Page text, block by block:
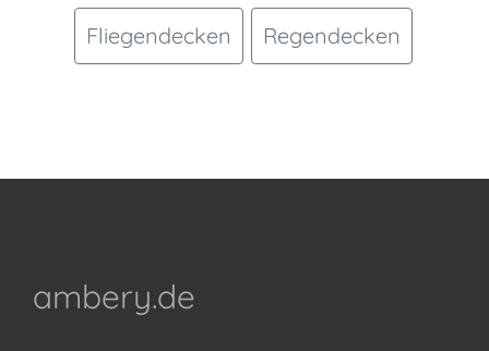
Fliegendecken Regendecken
ambery.de